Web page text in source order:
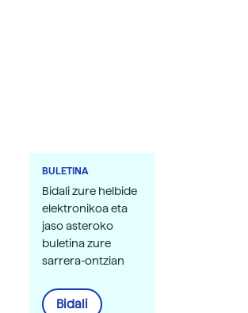
BULETINA
Bidali zure helbide
elektronikoa eta
jaso asteroko
buletina zure
sarrera-ontzian
Bidali